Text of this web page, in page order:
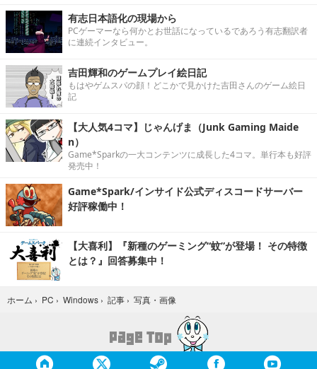
有志日本語化の現場から
PCゲーマーなら何かとお世話になっているであろう有志翻訳者
に連続インタビュー。
吉田輝和のゲームプレイ絵日記
もはやゲムスパの顔！どこかで見かけた吉田さんのゲーム絵日
記
【大人気4コマ】じゃんげま（Junk Gaming Maide
n）
Game*Sparkの一大コンテンツに成長した4コマ。単行本も好評
発売中！
Game*Spark/インサイド公式ディスコードサーバー
好評稼働中！
【大喜利】『新種のゲーミング“蚊”が登場！ その特徴
とは？』回答募集中！
ホーム › PC › Windows › 記事 › 写真・画像